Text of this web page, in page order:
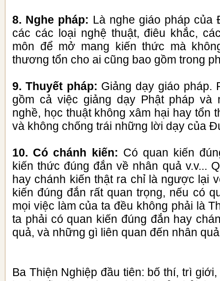
8. Nghe pháp: Là nghe giáo pháp của
các các loại nghệ thuật, điêu khắc,
môn để mở mang kiến thức mà
thương tổn cho ai cũng bao gồm trong
9. Thuyết pháp: Giảng dạy giáo pháp.
gồm cả việc giảng dạy Phật pháp và
nghề, học thuật không xâm hại hay tổn
và không chống trái những lời dạy của
10. Có chánh kiến: Có quan kiến
kiến thức đúng đắn về nhân quả v.v...
hay chánh kiến thật ra chỉ là ngược lại
kiến đúng đắn rất quan trọng, nếu có
mọi việc làm của ta đều không phải là
ta phải có quan kiến đúng đắn hay
quả, và những gì liên quan đến nhân
Ba Thiện Nghiệp đầu tiên: bố thí, trì